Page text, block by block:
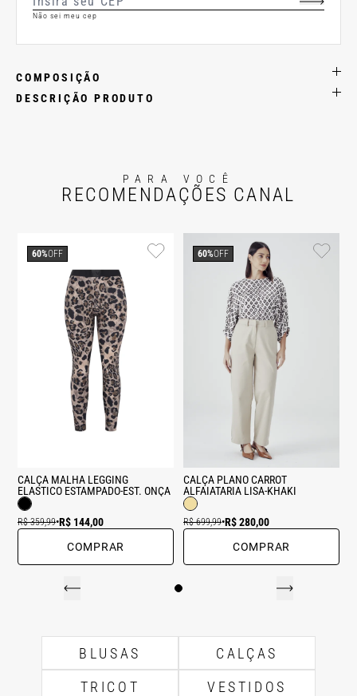
Não sei meu cep
COMPOSIÇÃO
DESCRIÇÃO PRODUTO
PARA VOCÊ
RECOMENDAÇÕES CANAL
CALÇA MALHA LEGGING
ELASTICO ESTAMPADO-EST. ONÇA
R$ 359,99•R$ 144,00
60%OFF
COMPRAR
CALÇA PLANO CARROT
ALFAIATARIA LISA-KHAKI
R$ 699,99•R$ 280,00
60%OFF
COMPRAR
BLUSAS
CALÇAS
TRICOT
VESTIDOS